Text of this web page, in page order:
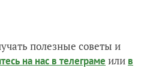
полезные советы и
на нас в телеграме или в